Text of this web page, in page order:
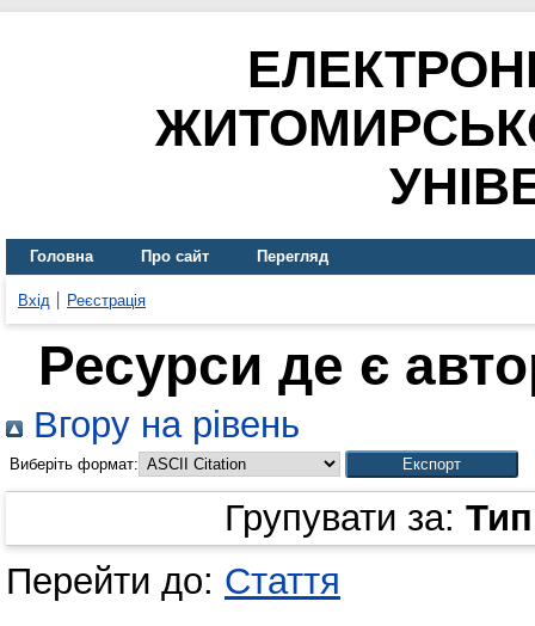
Головна Про сайт Перегляд
Вхід Реєстрація
Ресурси де є
Вгору на рівень
Виберіть формат:
Групувати за:
Перейти до: Стаття